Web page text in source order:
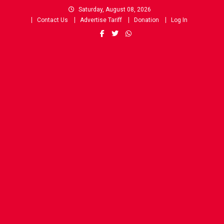
Saturday, August 08, 2026
Contact Us
Advertise Tariff Donation Log In